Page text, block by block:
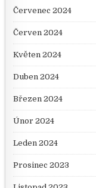
Červenec 2024
Červen 2024
Květen 2024
Duben 2024
Březen 2024
Únor 2024
Leden 2024
Prosinec 2023